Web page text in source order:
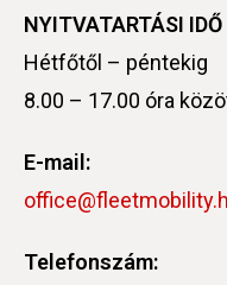
NYITVATARTÁSI IDŐ
Hétfőtől – péntekig
8.00 – 17.00 óra
E-mail:
Telefonszám: